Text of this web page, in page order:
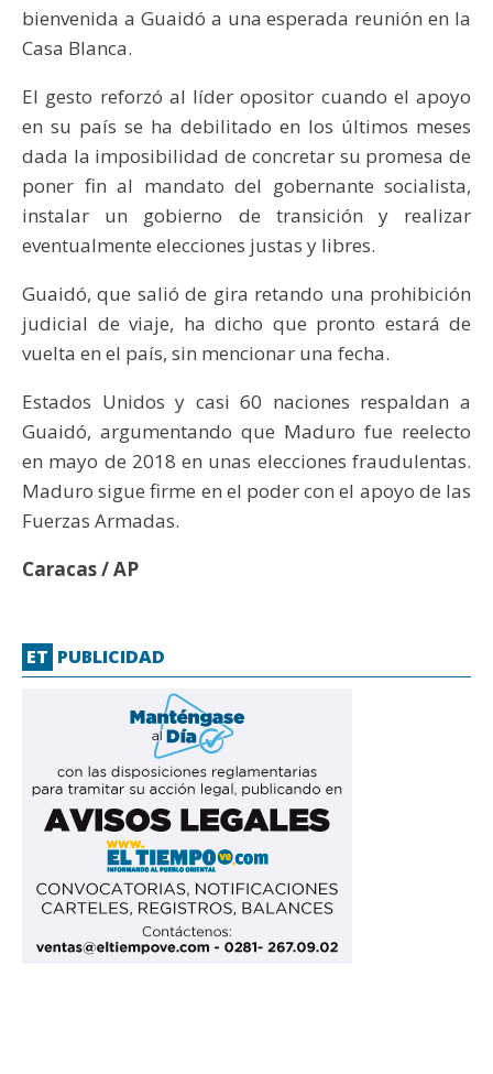
bienvenida a Guaidó a una esperada reunión en la
Casa Blanca.
El gesto reforzó al líder opositor cuando el apoyo
en su país se ha debilitado en los últimos meses
dada la imposibilidad de concretar su promesa de
poner fin al mandato del gobernante socialista,
instalar un gobierno de transición y realizar
eventualmente elecciones justas y libres.
Guaidó, que salió de gira retando una prohibición
judicial de viaje, ha dicho que pronto estará de
vuelta en el país, sin mencionar una fecha.
Estados Unidos y casi 60 naciones respaldan a
Guaidó, argumentando que Maduro fue reelecto
en mayo de 2018 en unas elecciones fraudulentas.
Maduro sigue firme en el poder con el apoyo de las
Fuerzas Armadas.
Caracas / AP
ET PUBLICIDAD